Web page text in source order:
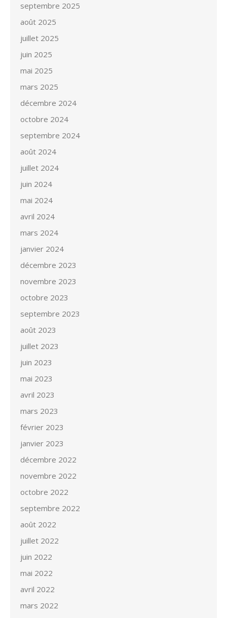
septembre 2025
août 2025
juillet 2025
juin 2025
mai 2025
mars 2025
décembre 2024
octobre 2024
septembre 2024
août 2024
juillet 2024
juin 2024
mai 2024
avril 2024
mars 2024
janvier 2024
décembre 2023
novembre 2023
octobre 2023
septembre 2023
août 2023
juillet 2023
juin 2023
mai 2023
avril 2023
mars 2023
février 2023
janvier 2023
décembre 2022
novembre 2022
octobre 2022
septembre 2022
août 2022
juillet 2022
juin 2022
mai 2022
avril 2022
mars 2022